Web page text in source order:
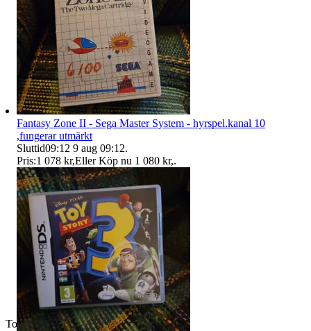
Toppsäljare
Fantasy Zone II - Sega Master System - hyrspel.kanal 10
,fungerar utmärkt
Sluttid09:12 9 aug 09:12.
Pris:1 078 kr,Eller Köp nu 1 080 kr,.